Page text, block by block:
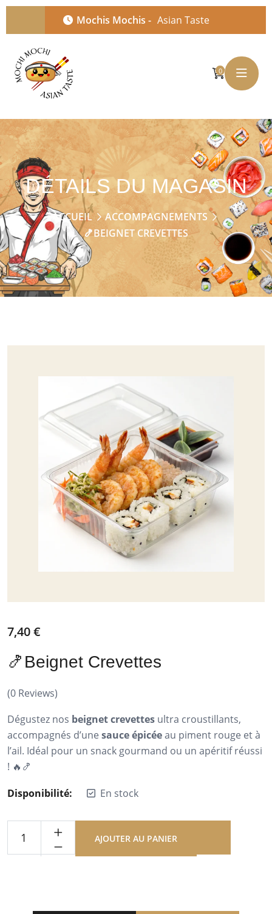
Mochis Mochis - Asian Taste
0
DÉTAILS DU MAGASIN
ACCUEIL
ACCOMPAGNEMENTS
🍤BEIGNET CREVETTES
7,40€
🍤Beignet Crevettes
(0 Reviews)
Dégustez nos beignet crevettes ultra croustillants,
accompagnés d’une sauce épicéeau piment rouge et à
l’ail. Idéal pour un snack gourmand ou un apéritif réussi
! 🔥🍤
Disponibilité:
En stock
AJOUTER AU PANIER